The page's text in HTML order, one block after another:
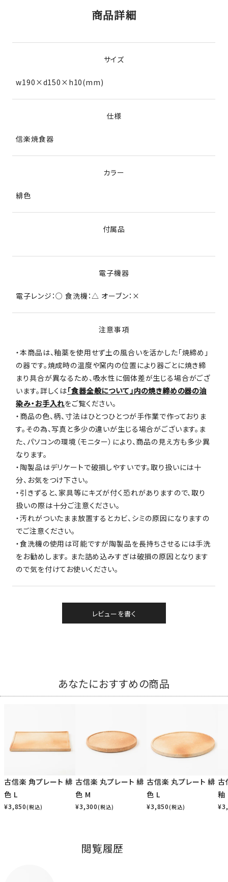
商品詳細
サイズ
w190×d150×h10(mm)
仕様
信楽焼食器
カラー
緋色
付属品
電子機器
電子レンジ：○ 食洗機：△ オーブン：×
注意事項
・本商品は、釉薬を使用せず土の風合いを活かした「焼締め」
の器です。焼成時の温度や窯内の位置により器ごとに焼き締
まり具合が異なるため、吸水性に個体差が生じる場合がござ
います。詳しくは「食器全般について」内の焼き締めの器の油
染み・お手入れをご覧ください。
・商品の色、柄、寸法はひとつひとつが手作業で作っておりま
す。その為、写真と多少の違いが生じる場合がございます。ま
た、パソコンの環境（モニター）により、商品の見え方も多少異
なります。
・陶製品はデリケートで破損しやすいです。取り扱いには十
分、お気をつけ下さい。
・引きずると、家具等にキズが付く恐れがありますので、取り
扱いの際は十分ご注意ください。
・汚れがついたまま放置するとカビ、シミの原因になりますの
でご注意ください。
・食洗機の使用は可能ですが陶製品を長持ちさせるには手洗
をお勧めします。 また詰め込みすぎは破損の原因となります
ので気を付けてお使いください。
レビューを書く
あなたにおすすめの商品
古信楽 角プレート 緋
色 L
¥3,850(税込)
古信楽 丸プレート 緋
色 M
¥3,300(税込)
古信楽 丸プレート 緋
色 L
¥3,850(税込)
古
釉
¥
閲覧履歴